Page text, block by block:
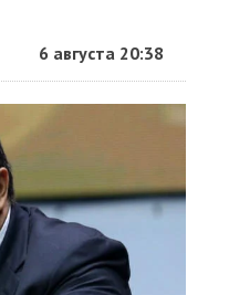
6 августа 20:38